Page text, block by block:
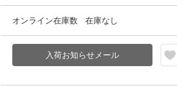
オンライン在庫数 在庫なし